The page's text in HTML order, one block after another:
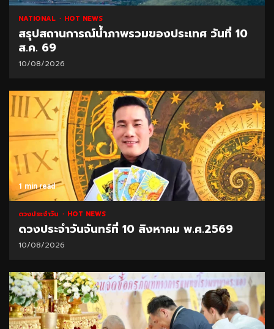
NATIONAL HOT NEWS
สรุปสถานการณ์น้ำภาพรวมของประเทศ วันที่ 10
ส.ค. 69
10/08/2026
1 min read
ดวงประจำวัน HOT NEWS
ดวงประจำวันจันทร์ที่ 10 สิงหาคม พ.ศ.2569
10/08/2026